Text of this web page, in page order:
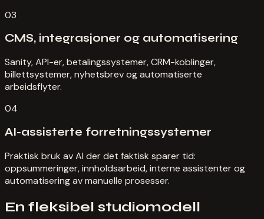
03
CMS, integrasjoner og automatisering
Sanity, API-er, betalingssystemer, CRM-koblinger,
billettsystemer, nyhetsbrev og automatiserte
arbeidsflyter.
04
AI-assisterte forretningssystemer
Praktisk bruk av AI der det faktisk sparer tid:
oppsummeringer, innholdsarbeid, interne assistenter og
automatisering av manuelle prosesser.
En fleksibel studiomodell